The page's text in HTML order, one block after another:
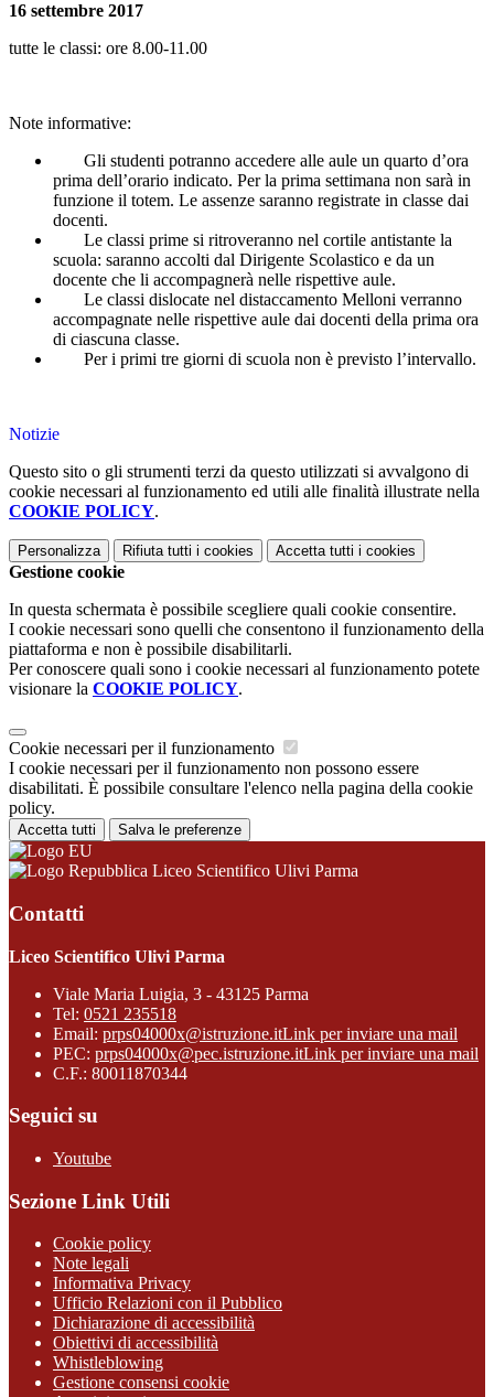
16 settembre 2017
tutte le classi: ore 8.00-11.00
Note informative:
Gli studenti potranno accedere alle aule un quarto d’ora
prima dell’orario indicato. Per la prima settimana non sarà in
funzione il totem. Le assenze saranno registrate in classe dai
docenti.
Le classi prime si ritroveranno nel cortile antistante la
scuola: saranno accolti dal Dirigente Scolastico e da un
docente che li accompagnerà nelle rispettive aule.
Le classi dislocate nel distaccamento Melloni verranno
accompagnate nelle rispettive aule dai docenti della prima ora
di ciascuna classe.
Per i primi tre giorni di scuola non è previsto l’intervallo.
Notizie
Questo sito o gli strumenti terzi da questo utilizzati si avvalgono di
cookie necessari al funzionamento ed utili alle finalità illustrate nella
COOKIE POLICY.
Personalizza Rifiuta tutti i cookies Accetta tutti i cookies
Gestione cookie
In questa schermata è possibile scegliere quali cookie consentire.
I cookie necessari sono quelli che consentono il funzionamento della
piattaforma e non è possibile disabilitarli.
Per conoscere quali sono i cookie necessari al funzionamento potete
visionare la COOKIE POLICY.
Cookie necessari per il funzionamento
I cookie necessari per il funzionamento non possono essere
disabilitati. È possibile consultare l'elenco nella pagina della cookie
policy.
Accetta tutti Salva le preferenze
Liceo Scientifico Ulivi Parma
Contatti
Liceo Scientifico Ulivi Parma
Viale Maria Luigia, 3 - 43125 Parma
Tel: 0521 235518
Email: prps04000x@istruzione.itLink per inviare una mail
PEC: prps04000x@pec.istruzione.itLink per inviare una mail
C.F.: 80011870344
Seguici su
Youtube
Sezione Link Utili
Cookie policy
Note legali
Informativa Privacy
Ufficio Relazioni con il Pubblico
Dichiarazione di accessibilità
Obiettivi di accessibilità
Whistleblowing
Gestione consensi cookie